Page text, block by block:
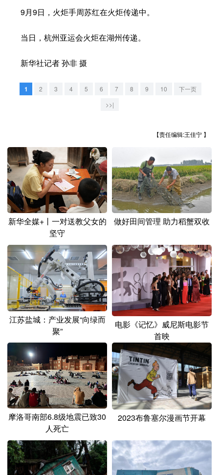
浙江 安徽 福建
山东 河南 湖北
广东 广西
四川
多语种频道
English Español Français عربى
Русский язык 日本語 한국어
Deutsch Português
9月9日，火炬手周苏红在火炬传递中。
当日，杭州亚运会火炬在湖州传递。
新华社记者 孙非 摄
1 2 3 4 5 6 7 8 9 10
下一页
>>|
【责任编辑:王佳宁 】
新华全媒+丨一对送教父女的
坚守
做好田间管理 助力稻蟹双收
江苏盐城：产业发展“向绿而
聚”
电影《记忆》威尼斯电影节
首映
摩洛哥南部6.8级地震已致30
人死亡
2023布鲁塞尔漫画节开幕